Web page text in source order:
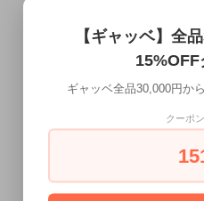
CALENDAR
【ギャッベ】全
ギャッベ全品30,000円か
クーポ